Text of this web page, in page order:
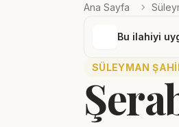
Ana Sayfa chevron_right
Bu ilahiyi
SÜLEYMAN